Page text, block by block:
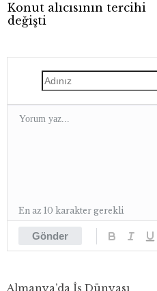
Konut alıcısının tercihi
değişti
Gönder
En az 10 karakter gerekli
Almanya’da İş Dünyası